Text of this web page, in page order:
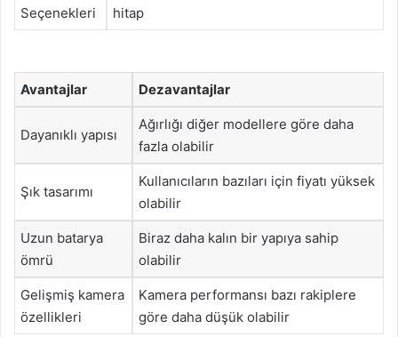
Seçenekleri
hitap
Avantajlar Dezavantajlar
Dayanıklı yapısı
Ağırlığı diğer modellere göre daha
fazla olabilir
Şık tasarımı
Kullanıcıların bazıları için fiyatı yüksek
olabilir
Uzun batarya
ömrü
Biraz daha kalın bir yapıya sahip
olabilir
Gelişmiş kamera
özellikleri
Kamera performansı bazı rakiplere
göre daha düşük olabilir